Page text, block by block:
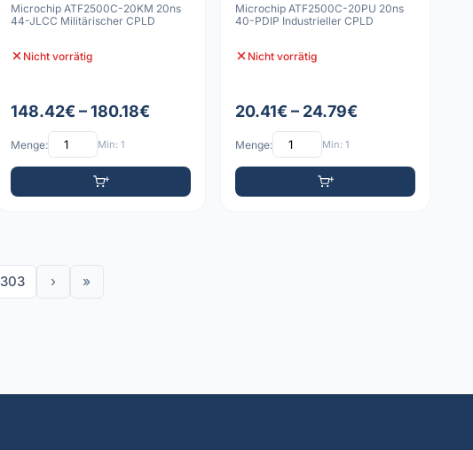
Microchip ATF2500C-20KM 20ns
44-JLCC Militärischer CPLD
Nicht vorrätig
148.42€ – 180.18€
Menge: Min: 1
Microchip ATF2500C-20PU 20ns
40-PDIP Industrieller CPLD
Nicht vorrätig
20.41€ – 24.79€
Menge: Min: 1
303 › »